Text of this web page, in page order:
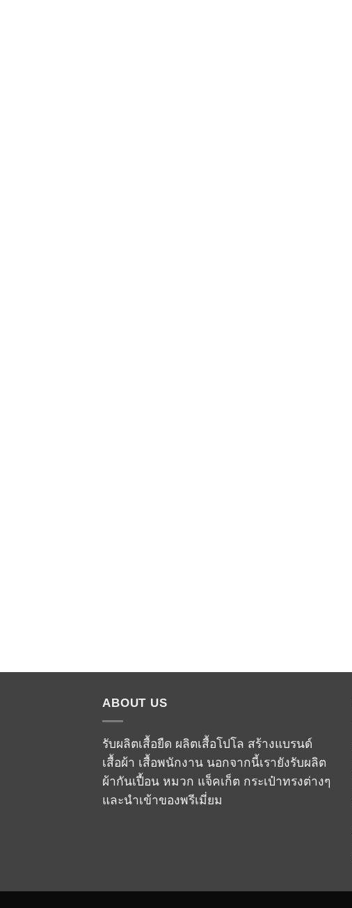
ABOUT US
รับผลิตเสื้อยืด ผลิตเสื้อโปโล สร้างแบรนด์
เสื้อผ้า เสื้อพนักงาน นอกจากนี้เรายังรับผลิต
ผ้ากันเปื้อน หมวก แจ็คเก็ต กระเป๋าทรงต่างๆ
และนำเข้าของพรีเมี่ยม